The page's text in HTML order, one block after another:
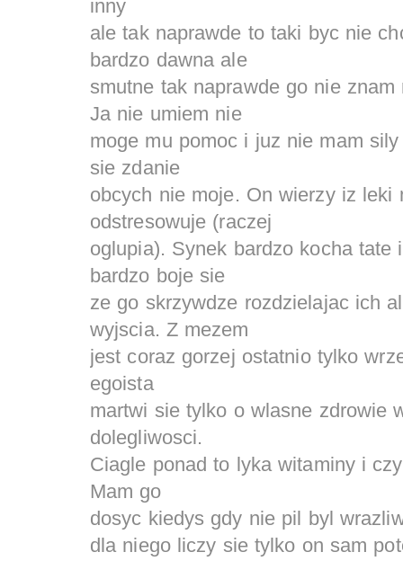
inny
ale tak naprawde to taki byc nie
bardzo dawna ale
smutne tak naprawde go nie
Ja nie umiem nie
moge mu pomoc i juz nie mam
sie zdanie
obcych nie moje. On wierzy iz leki
odstresowuje (raczej
oglupia). Synek bardzo kocha
bardzo boje sie
ze go skrzywdze rozdzielajac ich
wyjscia. Z mezem
jest coraz gorzej ostatnio tylko
egoista
martwi sie tylko o wlasne zdrowie
dolegliwosci.
Ciagle ponad to lyka witaminy i
Mam go
dosyc kiedys gdy nie pil byl
dla niego liczy sie tylko on sam